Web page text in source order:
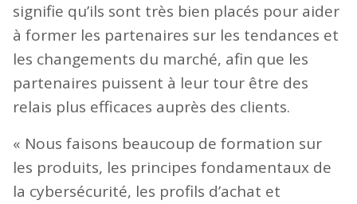
signifie qu’ils sont très bien placés pour aider
à former les partenaires sur les tendances et
les changements du marché, afin que les
partenaires puissent à leur tour être des
relais plus efficaces auprès des clients.
« Nous faisons beaucoup de formation sur
les produits, les principes fondamentaux de
la cybersécurité, les profils d’achat et